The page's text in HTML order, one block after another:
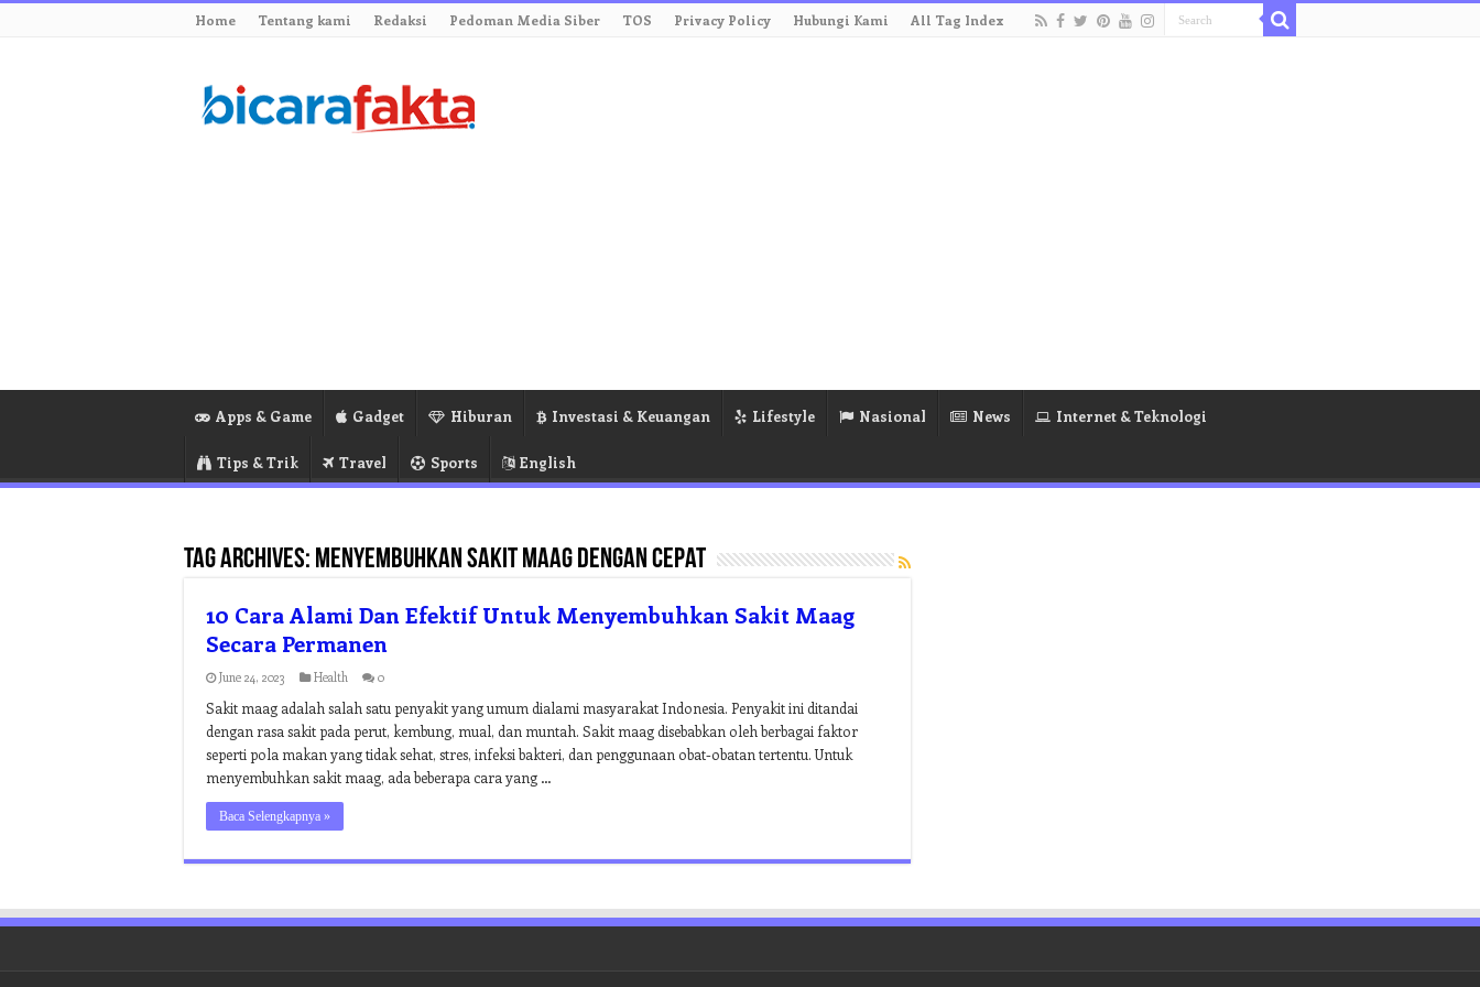
Home Tentang kami Redaksi Pedoman Media Siber TOS Privacy Policy Hubungi Kami All Tag Index
Apps & Game Gadget Hiburan Investasi & Keuangan Lifestyle Nasional News Internet & Teknologi
Tips & Trik Travel Sports English
Tag Archives: menyembuhkan sakit maag dengan cepat
10 Cara Alami Dan Efektif Untuk Menyembuhkan Sakit Maag
Secara Permanen
June 24, 2023 Health 0
Sakit maag adalah salah satu penyakit yang umum dialami masyarakat Indonesia. Penyakit ini ditandai
dengan rasa sakit pada perut, kembung, mual, dan muntah. Sakit maag disebabkan oleh berbagai faktor
seperti pola makan yang tidak sehat, stres, infeksi bakteri, dan penggunaan obat-obatan tertentu. Untuk
menyembuhkan sakit maag, ada beberapa cara yang …
Baca Selengkapnya »